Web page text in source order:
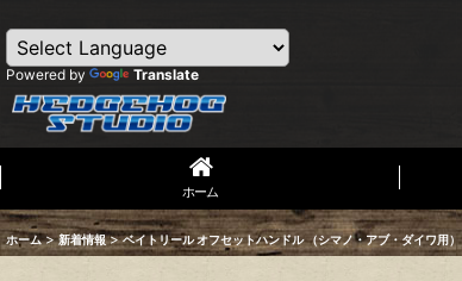
Powered by Translate
ホーム
ホーム > 新着情報 > ベイトリール オフセットハンドル （シマノ・アブ・ダイワ用）